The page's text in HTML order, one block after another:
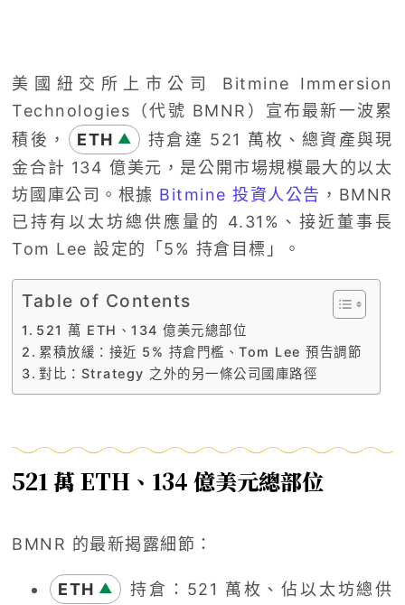
美國紐交所上市公司 Bitmine Immersion
Technologies（代號 BMNR）宣布最新一波累
積後，
ETH ▲
持倉達 521 萬枚、總資產與現
金合計 134 億美元，是公開市場規模最大的以太
坊國庫公司。根據 Bitmine 投資人公告 ，BMNR
已持有以太坊總供應量的 4.31%、接近董事長
Tom Lee 設定的「5% 持倉目標」。
Table of Contents
521 萬 ETH、134 億美元總部位
累積放緩：接近 5% 持倉門檻、Tom Lee 預告調節
對比：Strategy 之外的另一條公司國庫路徑
521 萬 ETH、134 億美元總部位
BMNR 的最新揭露細節：
ETH ▲
持倉：521 萬枚、佔以太坊總供